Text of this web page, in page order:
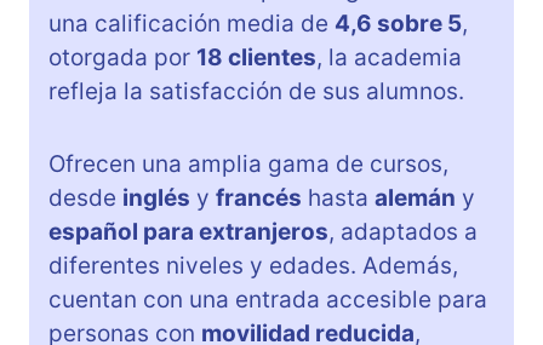
una calificación media de 4,6 sobre 5,
otorgada por 18 clientes, la academia
refleja la satisfacción de sus alumnos.
Ofrecen una amplia gama de cursos,
desde inglés y francés hasta alemán y
español para extranjeros, adaptados a
diferentes niveles y edades. Además,
cuentan con una entrada accesible para
personas con movilidad reducida,